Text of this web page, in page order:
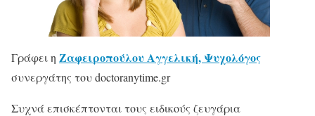
Γράφει η Ζαφειροπούλου Αγγελική, Ψυχολόγος
συνεργάτης του doctoranytime.gr
Συχνά επισκέπτονται τους ειδικούς ζευγάρια